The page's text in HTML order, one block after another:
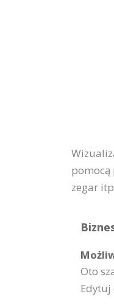
pomocą
zegar
Oto
Edytuj